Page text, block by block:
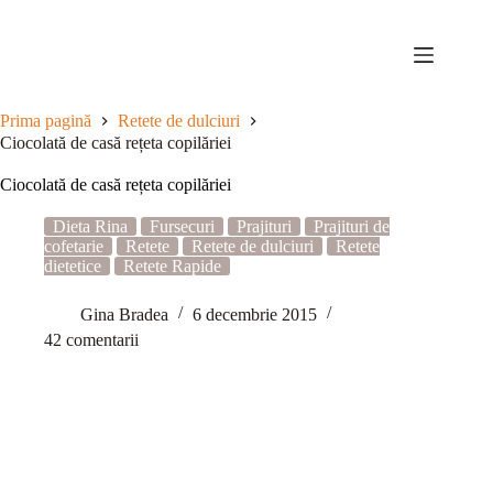
Prima pagină
Retete de dulciuri
Ciocolată de casă rețeta copilăriei
Ciocolată de casă rețeta copilăriei
Dieta Rina Fursecuri Prajituri
Prajituri de
cofetarie
Retete Retete de dulciuri
Retete
dietetice
Retete Rapide
Gina Bradea
6 decembrie 2015
42 comentarii